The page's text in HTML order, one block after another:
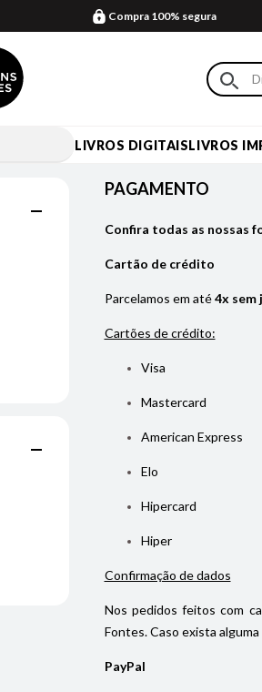
Compra 100% segura
LIVROS DIGITAISLIVROS
PAGAMENTO
Confira todas as nossas
Cartão de crédito
Parcelamos em até4x sem
Cartões de crédito:
Visa
Mastercard
American Express
Elo
Hipercard
Hiper
Confirmação de dados
Nos pedidos feitos com
Fontes. Caso exista
PayPal